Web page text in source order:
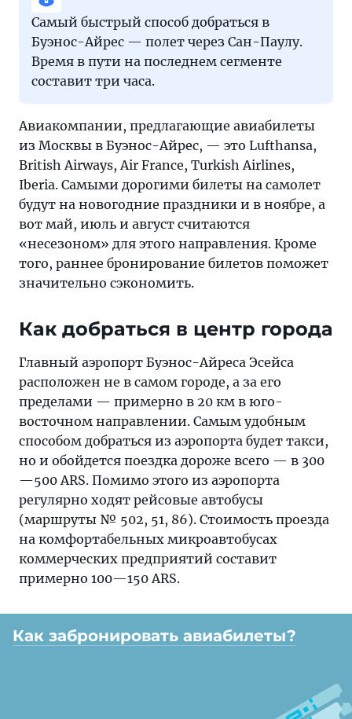
Самый быстрый способ добраться в
Буэнос-Айрес — полет через Сан-Паулу.
Время в пути на последнем сегменте
составит три часа.
Авиакомпании, предлагающие авиабилеты
из Москвы в Буэнос-Айрес, — это Lufthansa,
British Airways, Air France, Turkish Airlines,
Iberia. Самыми дорогими билеты на самолет
будут на новогодние праздники и в ноябре, а
вот май, июль и август считаются
«несезоном» для этого направления. Кроме
того, раннее бронирование билетов поможет
значительно сэкономить.
Как добраться в центр города
Главный аэропорт Буэнос-Айреса Эсейса
расположен не в самом городе, а за его
пределами — примерно в 20 км в юго-
восточном направлении. Самым удобным
способом добраться из аэропорта будет такси,
но и обойдется поездка дороже всего — в 300
—500 ARS. Помимо этого из аэропорта
регулярно ходят рейсовые автобусы
(маршруты № 502, 51, 86). Стоимость проезда
на комфортабельных микроавтобусах
коммерческих предприятий составит
примерно 100—150 ARS.
Как забронировать авиабилеты?